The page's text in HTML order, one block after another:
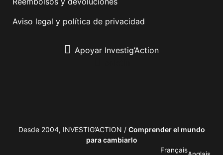
Aviso legal y política de privacidad
Apoyar Investig’Action
Desde 2004, INVESTIG’ACTION / Comprender el mundo
para cambiarlo
Français